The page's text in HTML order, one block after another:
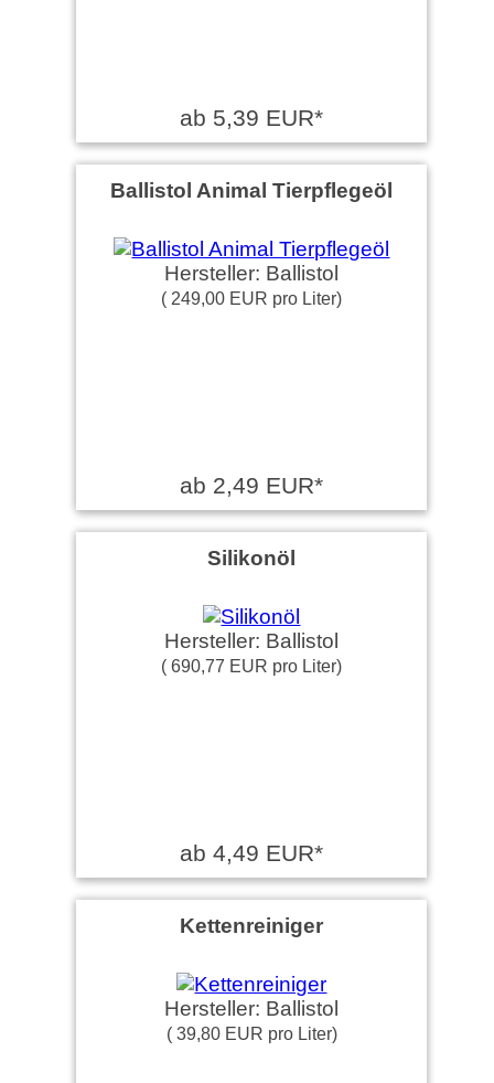
ab 5,39 EUR*
Ballistol Animal Tierpflegeöl
Hersteller: Ballistol
( 249,00 EUR pro Liter)
ab 2,49 EUR*
Silikonöl
Hersteller: Ballistol
( 690,77 EUR pro Liter)
ab 4,49 EUR*
Kettenreiniger
Hersteller: Ballistol
( 39,80 EUR pro Liter)